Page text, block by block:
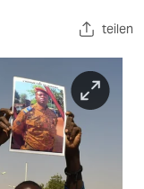
teilen